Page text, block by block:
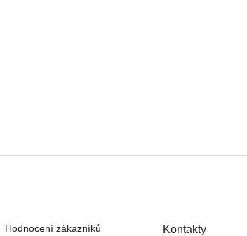
Hodnocení zákazníků
Kontakty